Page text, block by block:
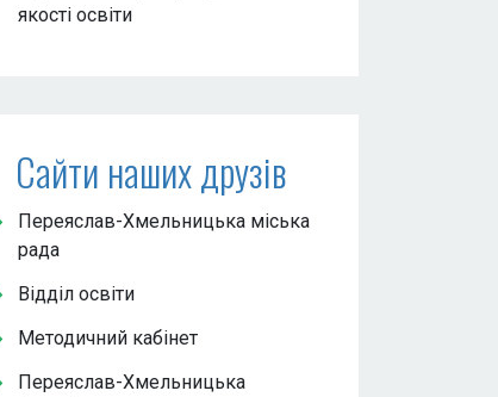
якості освіти
Сайти наших друзів
Переяслав-Хмельницька міська
рада
Відділ освіти
Методичний кабінет
Переяслав-Хмельницька